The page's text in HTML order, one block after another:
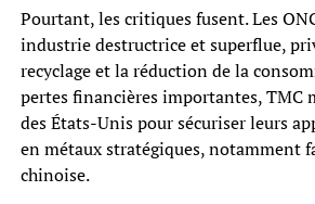
Pourtant, les critiques fusent. Les
industrie destructrice et superflue,
recyclage et la réduction de la
pertes financières importantes, TMC
des États-Unis pour sécuriser leurs
en métaux stratégiques, notamment
chinoise.